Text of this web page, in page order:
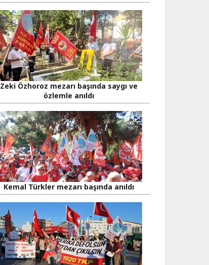
Zeki Özhoroz mezarı başında saygı ve
özlemle anıldı
Kemal Türkler mezarı başında anıldı